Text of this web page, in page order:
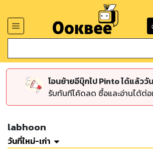
โอนย้ายอีบุ๊กไป Pinto ได้แล้ววั
รับทันทีโค้ดลด ซื้อและอ่านได้ต่
labhoon
วันที่ใหม่-เก่า